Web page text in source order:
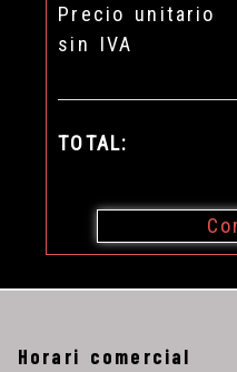
Precio unitario
sin IVA
TOTAL:
Horari comercial